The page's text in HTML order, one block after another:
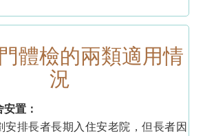
體檢的兩類適用情
況
置：
安排長者長期入住安老院，但長者因